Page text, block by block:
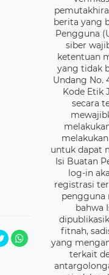
berita yang
Pengguna
siber
ketentuan
yang tidak
Undang No.
Kode Etik
secara
untuk dapat
Isi Buatan
log-in
registrasi
pengguna
bahwa
fitnah,
yang
terkait